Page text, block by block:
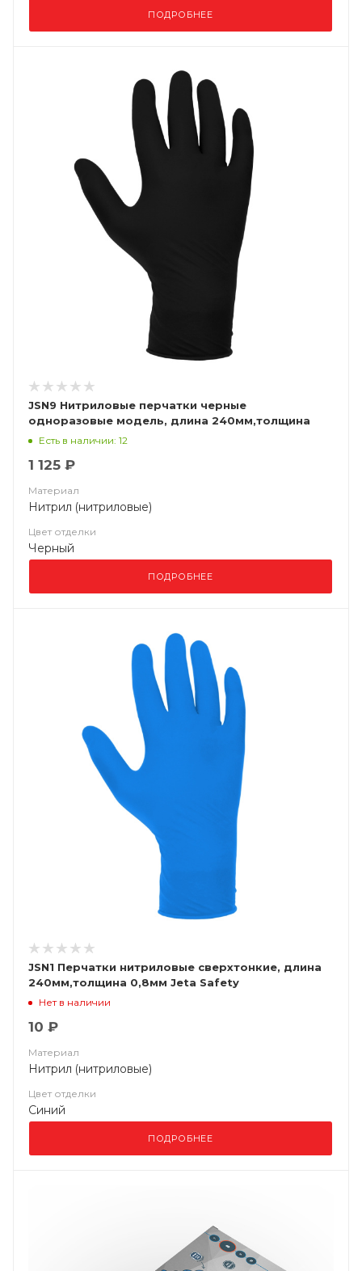
ПОДРОБНЕЕ
JSN9 Нитриловые перчатки черные
одноразовые модель, длина 240мм,толщина
0,15мм
Есть в наличии: 12
1 125 ₽
Материал
Нитрил (нитриловые)
Цвет отделки
Черный
ПОДРОБНЕЕ
JSN1 Перчатки нитриловые сверхтонкие, длина
240мм,толщина 0,8мм Jeta Safety
Нет в наличии
10 ₽
Материал
Нитрил (нитриловые)
Цвет отделки
Синий
ПОДРОБНЕЕ